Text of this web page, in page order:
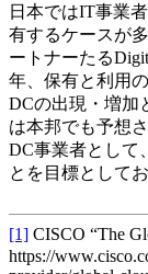
日本ではIT事業
有するケースが
ートナーたる
年、保有と利用
DCの出現・増加
は本邦でも予想
DC事業者として
とを目標としてお
[1] CISCO “The
https://